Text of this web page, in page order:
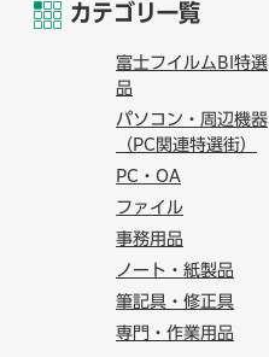
カテゴリ一覧
富士フイルムBI特選
品
パソコン・周辺機器
（PC関連特選街）
PC・OA
ファイル
事務用品
ノート・紙製品
筆記具・修正具
専門・作業用品